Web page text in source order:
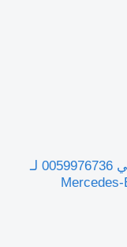
صمام الهواء WABCO صمام الملف اللولبي 0059976736 لـ